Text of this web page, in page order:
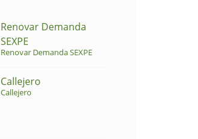
Renovar Demanda
SEXPE
Renovar Demanda SEXPE
Callejero
Callejero